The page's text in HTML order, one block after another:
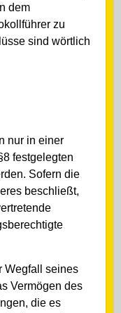
dem
zu
sind wörtlich
nur in einer
festgelegten
Sofern die
beschließt,
Wegfall seines
Vermögen des
die es